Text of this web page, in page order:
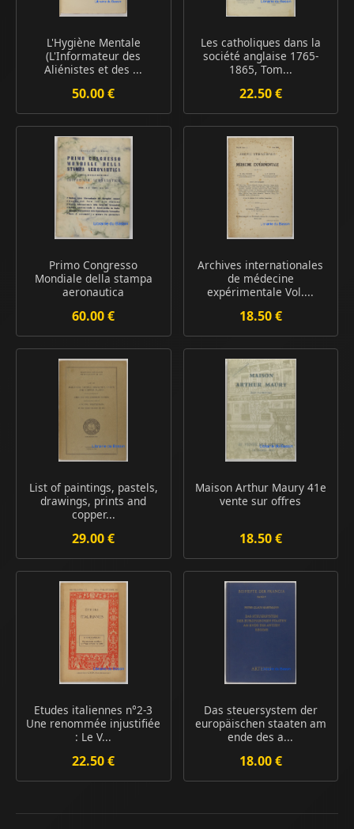
L'Hygiène Mentale
(L'Informateur des
Aliénistes et des ...
50.00 €
Les catholiques dans la
société anglaise 1765-
1865, Tom...
22.50 €
Primo Congresso
Mondiale della stampa
aeronautica
60.00 €
Archives internationales
de médecine
expérimentale Vol....
18.50 €
List of paintings, pastels,
drawings, prints and
copper...
29.00 €
Maison Arthur Maury 41e
vente sur offres
18.50 €
Etudes italiennes n°2-3
Une renommée injustifiée
: Le V...
22.50 €
Das steuersystem der
europäischen staaten am
ende des a...
18.00 €